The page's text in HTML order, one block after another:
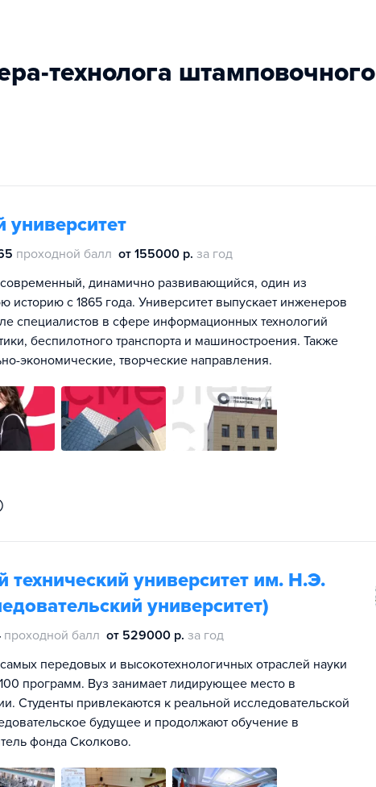
технолога штамповочного
университет
проходной балл от 155000 р. за год
динамично развивающийся, один из
историю с 1865 года. Университет выпускает инженеров
специалистов в сфере информационных технологий
беспилотного транспорта и машиностроения. Также
экономические, творческие направления.
университет им. Н.Э.
университет)
проходной балл от 529000 р. за год
передовых и высокотехнологичных отраслей науки
программ. Вуз занимает лидирующее место в
Студенты привлекаются к реальной исследовательской
будущее и продолжают обучение в
фонда Сколково.